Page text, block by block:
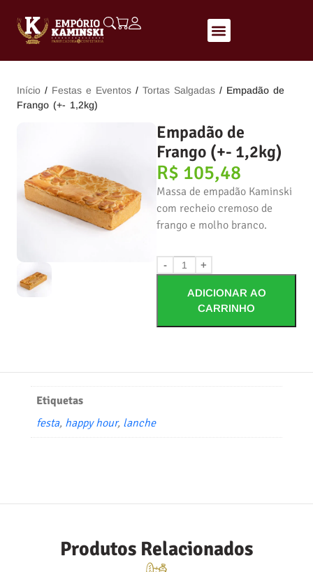
Início / Festas e Eventos / Tortas Salgadas / Empadão de
Frango (+- 1,2kg)
Empadão de
Frango (+- 1,2kg)
R$ 105,48
Massa de empadão Kaminski
com recheio cremoso de
frango e molho branco.
- +
ADICIONAR AO
CARRINHO
Etiquetas
festa, happy hour, lanche
Produtos Relacionados